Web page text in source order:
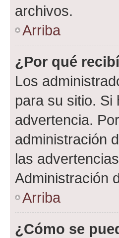
archivos.
Arriba
¿Por qué
Los
para su sitio. Si
advertencia.
administración
las
Administración
Arriba
¿Cómo se